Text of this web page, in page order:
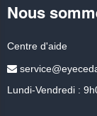
Nous
Centre d'aide
Lundi-Vendredi :